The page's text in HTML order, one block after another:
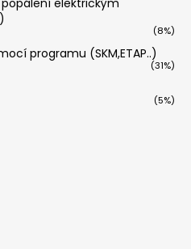
(8%)
programu (SKM,ETAP..)
(31%)
(5%)